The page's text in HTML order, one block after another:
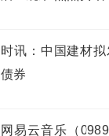
时讯：中国建材
债券
网易云音乐（